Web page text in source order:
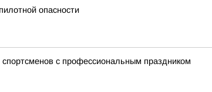
опасности
с профессиональным праздником